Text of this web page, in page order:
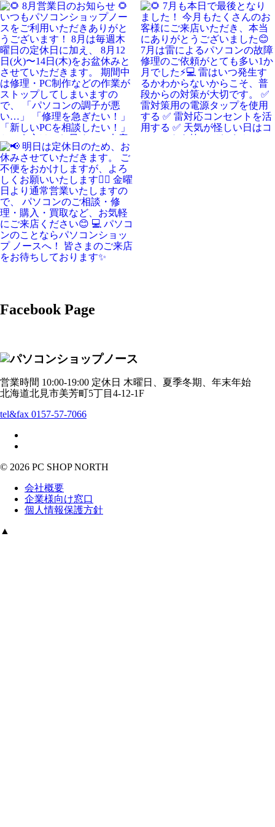
Facebook Page
営業時間 10:00-19:00 定休日 木曜日、夏季冬期、年末年始
北海道北見市美芳町5丁目4-12-1F
tel&fax 0157-57-7066
© 2026 PC SHOP NORTH
会社概要
企業様向け窓口
個人情報保護方針
▲